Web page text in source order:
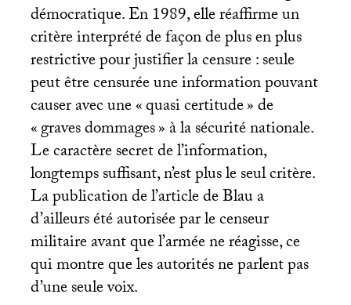
démocratique. En 1989, elle réaffirme un
critère interprété de façon de plus en plus
restrictive pour justifier la censure : seule
peut être censurée une information pouvant
causer avec une «quasi certitude» de
«graves dommages» à la sécurité nationale.
Le caractère secret de l’information,
longtemps suffisant, n’est plus le seul critère.
La publication de l’article de Blau a
d’ailleurs été autorisée par le censeur
militaire avant que l’armée ne réagisse, ce
qui montre que les autorités ne parlent pas
d’une seule voix.